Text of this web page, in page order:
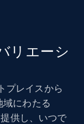
Collect
リエーシ
プレイスから
域にわたる
供し、いつで